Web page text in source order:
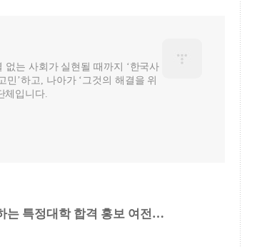
는 사회가 실현될 때까지 ‘한국사
’하고, 나아가 ‘그것의 해결을 위
체입니다.
는 특정대학 합격 홍보 여전…